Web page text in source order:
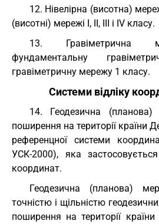
12. Нівелірна (висотна)
(висотні) мережі I, II, III і IV класу.
13. Гравіметрична
фундаментальну
гравіметричну мережу 1 класу.
Системи відліку
14. Геодезична (планова)
поширення на території країни
референцної системи
УСК-2000), яка
координат.
Геодезична (планова)
точністю і щільністю
поширення на території країни